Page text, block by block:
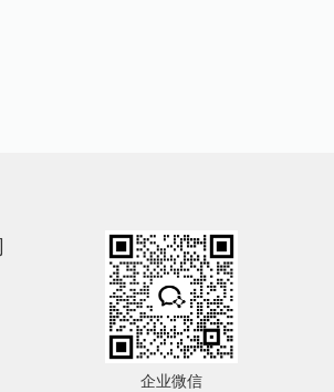
企业微信